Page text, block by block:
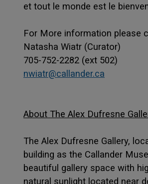
et tout le monde est le
For More information please
Natasha Wiatr (Curator)
705-752-2282 (ext 502)
nwiatr@callander.ca
About The Alex Dufresne
The Alex Dufresne Gallery,
building as the Callander
beautiful gallery space with
natural sunlight located near